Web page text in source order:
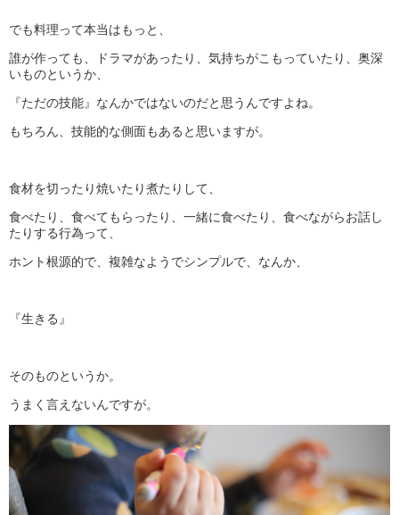
でも料理って本当はもっと、
誰が作っても、ドラマがあったり、気持ちがこもっていたり、奥深
いものというか、
『ただの技能』なんかではないのだと思うんですよね。
もちろん、技能的な側面もあると思いますが。
食材を切ったり焼いたり煮たりして、
食べたり、食べてもらったり、一緒に食べたり、食べながらお話し
たりする行為って、
ホント根源的で、複雑なようでシンプルで、なんか、
『生きる』
そのものというか。
うまく言えないんですが。